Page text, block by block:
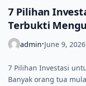
7 Pilihan
Terbukti
admin•June 9, 2026
7 Pilihan Investasi
Banyak orang tua